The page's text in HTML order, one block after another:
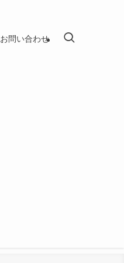
お問い合わせ